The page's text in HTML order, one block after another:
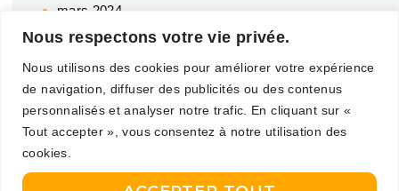
Nous respectons votre vie privée.
Nous utilisons des cookies pour améliorer votre expérience
de navigation, diffuser des publicités ou des contenus
personnalisés et analyser notre trafic. En cliquant sur «
Tout accepter », vous consentez à notre utilisation des
cookies.
mars 2024
février 2024
décembre 2023
novembre 2023
juin 2023